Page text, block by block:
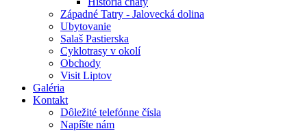
Západné Tatry - Jalovecká dolina
Ubytovanie
Salaš Pastierska
Cyklotrasy v okolí
Obchody
Visit Liptov
Galéria
Kontakt
Dôležité telefónne čísla
Napíšte nám